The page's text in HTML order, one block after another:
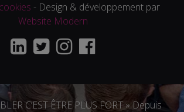
- Design & développement par
Website Modern
C’EST ÊTRE PLUS FORT » Depuis